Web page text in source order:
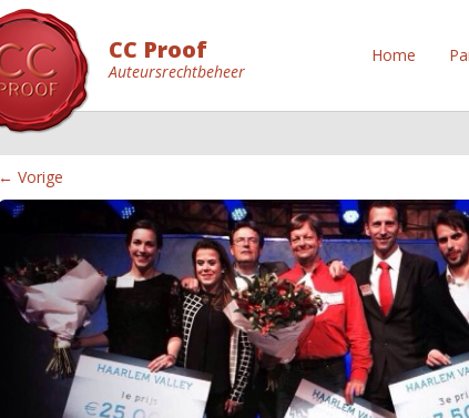
CC Proof
Auteursrechtbeheer
Home
← Vorige